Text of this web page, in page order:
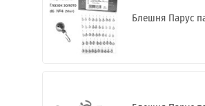
Блешня Парус